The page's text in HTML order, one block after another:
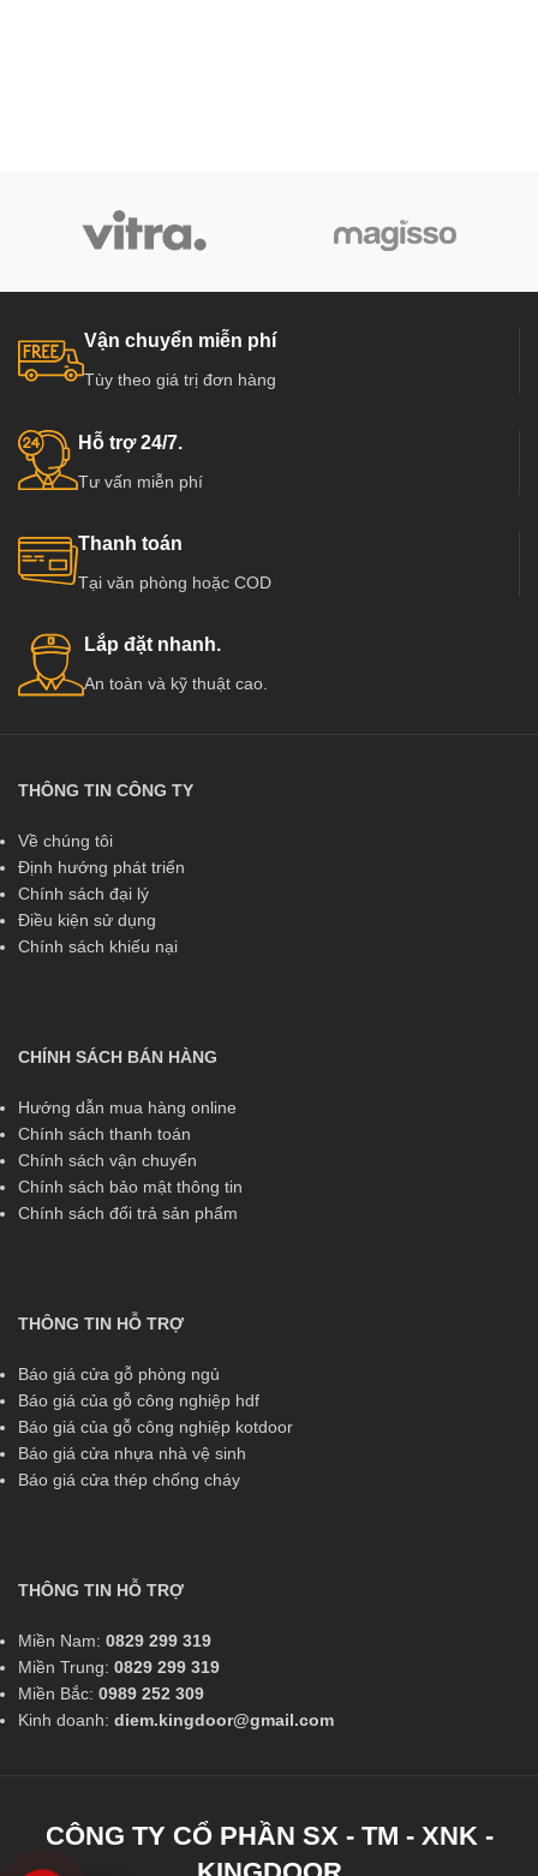
Vận chuyển miễn phí
Tùy theo giá trị đơn hàng
Hỗ trợ 24/7.
Tư vấn miễn phí
Thanh toán
Tại văn phòng hoặc COD
Lắp đặt nhanh.
An toàn và kỹ thuật cao.
THÔNG TIN CÔNG TY
Về chúng tôi
Định hướng phát triển
Chính sách đại lý
Điều kiện sử dụng
Chính sách khiếu nại
CHÍNH SÁCH BÁN HÀNG
Hướng dẫn mua hàng online
Chính sách thanh toán
Chính sách vận chuyển
Chính sách bảo mật thông tin
Chính sách đổi trả sản phẩm
THÔNG TIN HỖ TRỢ
Báo giá cửa gỗ phòng ngủ
Báo giá của gỗ công nghiệp hdf
Báo giá của gỗ công nghiệp kotdoor
Báo giá cửa nhựa nhà vệ sinh
Báo giá cửa thép chống cháy
THÔNG TIN HỖ TRỢ
Miền Nam: 0829 299 319
Miền Trung: 0829 299 319
Miền Bắc: 0989 252 309
Kinh doanh: diem.kingdoor@gmail.com
CÔNG TY CỔ PHẦN SX - TM - XNK -